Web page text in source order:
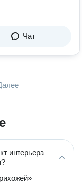
Чат
интерьера